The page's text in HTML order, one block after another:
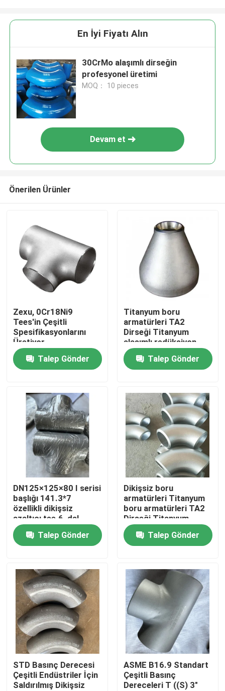
Ev
Ürünler
videolar
SG Gösterisi
Hakkımızda
Kalite kontrol
Bize Ulaşın
Haberler
Bir teklif isteği
En İyi Fiyatı Alın
30CrMo alaşımlı dirseğin
profesyonel üretimi
MOQ： 10 pieces
Devam et
Önerilen Ürünler
Zexu, 0Cr18Ni9
Tees'in Çeşitli
Spesifikasyonlarını
Üretiyor
Talep Gönder
Titanyum boru
armatürleri TA2
Dirseği Titanyum
alaşımlı redüksiyon
boru armatürleri
Talep Gönder
DN125×125×80 I serisi
başlığı 141.3*7
özellikli dikişsiz
azaltıcı tee.6, dal
borusu 89*7.0
malzeme Inconel600
Talep Gönder
Dikişsiz boru
armatürleri Titanyum
boru armatürleri TA2
Dirseği Titanyum
Alaşımı Dirseği
Titanyum Nikel
Zirkonyum Boru
Talep Gönder
STD Basınç Derecesi
Çeşitli Endüstriler İçin
Saldırılmış Dikişsiz
ASME B16.9 Standart
Çeşitli Basınç
Dereceleri T ((S) 3"